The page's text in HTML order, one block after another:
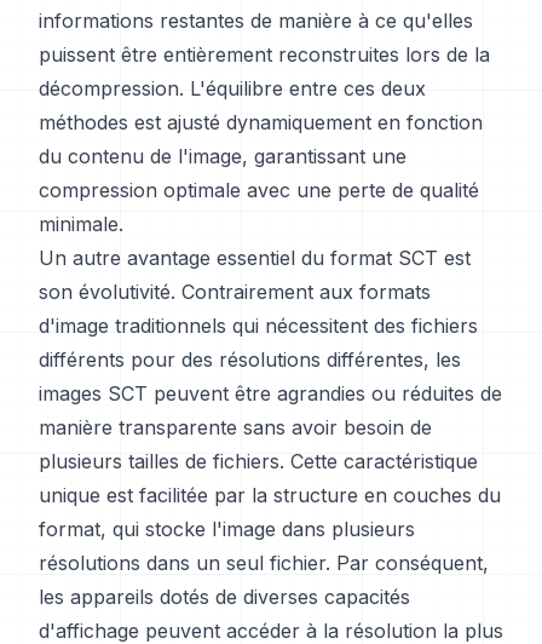
informations restantes de manière à ce qu'elles
puissent être entièrement reconstruites lors de la
décompression. L'équilibre entre ces deux
méthodes est ajusté dynamiquement en fonction
du contenu de l'image, garantissant une
compression optimale avec une perte de qualité
minimale.
Un autre avantage essentiel du format SCT est
son évolutivité. Contrairement aux formats
d'image traditionnels qui nécessitent des fichiers
différents pour des résolutions différentes, les
images SCT peuvent être agrandies ou réduites de
manière transparente sans avoir besoin de
plusieurs tailles de fichiers. Cette caractéristique
unique est facilitée par la structure en couches du
format, qui stocke l'image dans plusieurs
résolutions dans un seul fichier. Par conséquent,
les appareils dotés de diverses capacités
d'affichage peuvent accéder à la résolution la plus